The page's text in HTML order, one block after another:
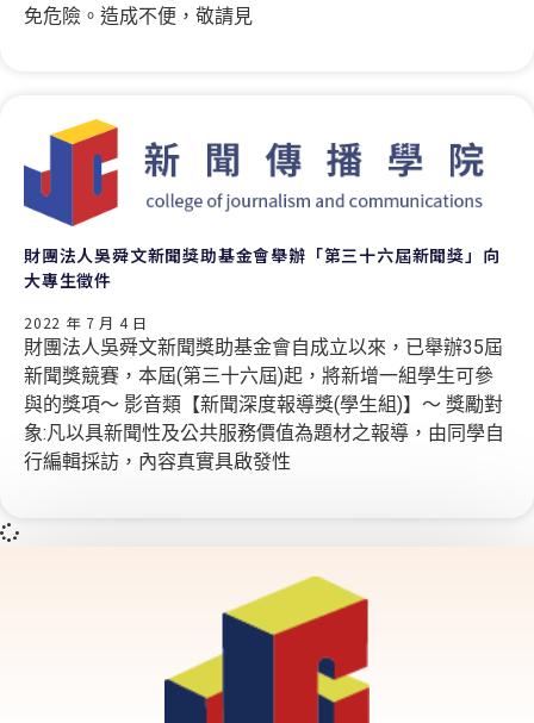
免危險。造成不便，敬請見
財團法人吳舜文新聞獎助基金會舉辦「第三十六屆新聞獎」向
大專生徵件
2022 年 7 月 4 日
財團法人吳舜文新聞獎助基金會自成立以來，已舉辦35屆
新聞獎競賽，本屆(第三十六屆)起，將新增一組學生可參
與的獎項〜 影音類【新聞深度報導獎(學生組)】〜 獎勵對
象:凡以具新聞性及公共服務價值為題材之報導，由同學自
行編輯採訪，內容真實具啟發性